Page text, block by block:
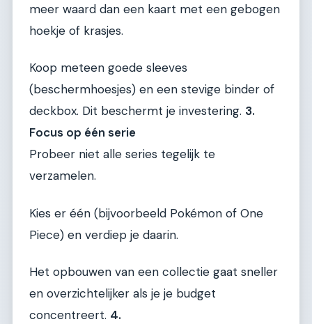
meer waard dan een kaart met een gebogen
hoekje of krasjes.
Koop meteen goede sleeves
(beschermhoesjes) en een stevige binder of
deckbox. Dit beschermt je investering. 3.
Focus op één serie
Probeer niet alle series tegelijk te
verzamelen.
Kies er één (bijvoorbeeld Pokémon of One
Piece) en verdiep je daarin.
Het opbouwen van een collectie gaat sneller
en overzichtelijker als je je budget
concentreert. 4.